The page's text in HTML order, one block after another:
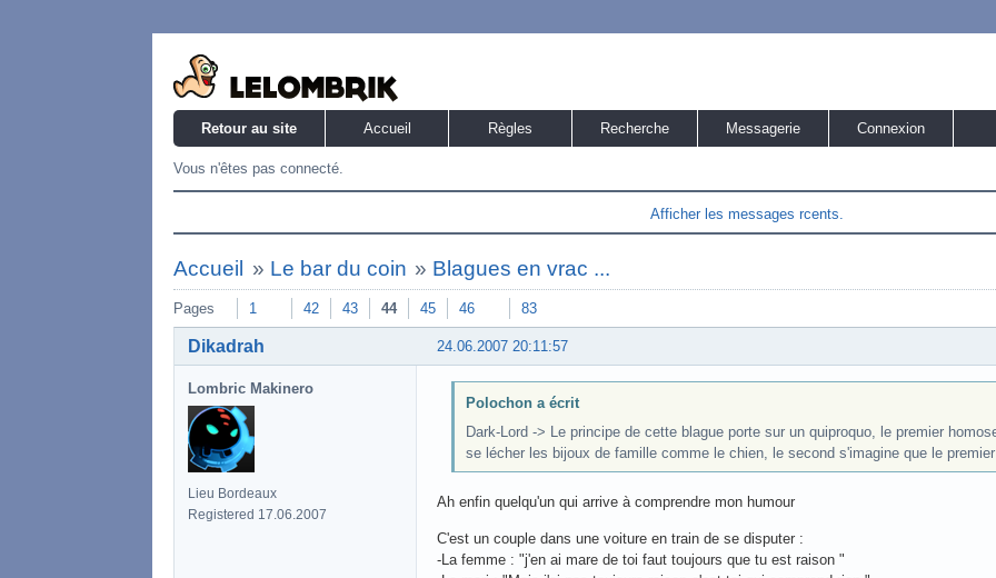
Retour au site Accueil Règles Recherche Messagerie Connexion
Vous n'êtes pas connecté.
Afficher les messages rcents.
Accueil » Le bar du coin » Blagues en vrac ...
Pages 1 42 43 44 45 46 83
24.06.2007 20:11:57
Dikadrah
Lombric Makinero
Lieu Bordeaux
Registered 17.06.2007
Polochon a écrit
Dark-Lord -> Le principe de cette blague porte sur un quiproquo, le premier
se lécher les bijoux de famille comme le chien, le second s'imagine que le
Ah enfin quelqu'un qui arrive à comprendre mon humour
C'est un couple dans une voiture en train de se disputer :
-La femme : "j'en ai mare de toi faut toujours que tu est raison "